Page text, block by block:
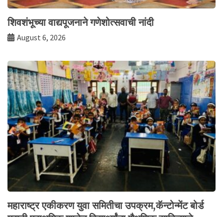
शिवशंभूच्या वाद्यपूजनाने गणेशोत्सवाची नांदी
August 6, 2026
महाराष्ट्र एकीकरण युवा समितीचा उपक्रम,कॅन्टोन्मेंट बोर्ड